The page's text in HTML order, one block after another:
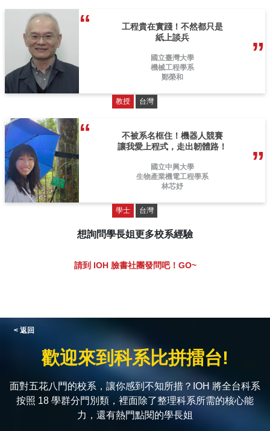
工程貴在實踐！不然都只是
紙上談兵
國立臺灣大學
機械工程學系
鄭榮和
教授 台灣
不被系名框住！機器人競賽
讓我愛上程式，走出韌體路！
國立中興大學
生物產業機電工程學系
林芯妤
學士 台灣
想詢問學長姐更多校系經驗
請到 IOH 臉書社團發問吧！GO~
< 返回
歡迎來到科系比拼擂台!
面對五花八門的校系，讓你感到不知所措？IOH 將全台科系
按照 18 學群分門別類，裡面除了整理科系所需的核心能
力，還有熱門點閱的學長姐